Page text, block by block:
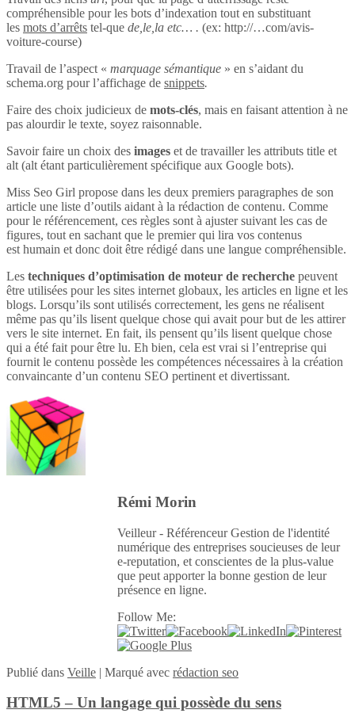
compréhensible pour les bots d’indexation tout en substituant
les mots d’arrêts tel-que de,le,la etc… . (ex: http://…com/avis-
voiture-course)
Travail de l’aspect « marquage sémantique » en s’aidant du
schema.org pour l’affichage de snippets.
Faire des choix judicieux de mots-clés, mais en faisant attention à ne
pas alourdir le texte, soyez raisonnable.
Savoir faire un choix des images et de travailler les attributs title et
alt (alt étant particulièrement spécifique aux Google bots).
Miss Seo Girl propose dans les deux premiers paragraphes de son
article une liste d’outils aidant à la rédaction de contenu. Comme
pour le référencement, ces règles sont à ajuster suivant les cas de
figures, tout en sachant que le premier qui lira vos contenus
est humain et donc doit être rédigé dans une langue compréhensible.
Les techniques d’optimisation de moteur de recherche peuvent
être utilisées pour les sites internet globaux, les articles en ligne et les
blogs. Lorsqu’ils sont utilisés correctement, les gens ne réalisent
même pas qu’ils lisent quelque chose qui avait pour but de les attirer
vers le site internet. En fait, ils pensent qu’ils lisent quelque chose
qui a été fait pour être lu. Eh bien, cela est vrai si l’entreprise qui
fournit le contenu possède les compétences nécessaires à la création
convaincante d’un contenu SEO pertinent et divertissant.
Rémi Morin
Veilleur - Référenceur Gestion de l'identité
numérique des entreprises soucieuses de leur
e-reputation, et conscientes de la plus-value
que peut apporter la bonne gestion de leur
présence en ligne.
Follow Me:
Publié dans Veille | Marqué avec rédaction seo
HTML5 – Un langage qui possède du sens